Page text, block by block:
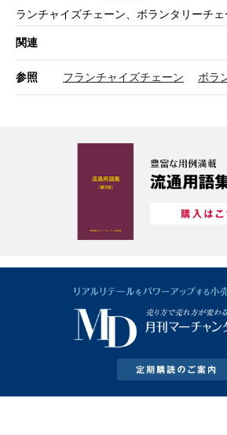
ランチャイズチェーン、ボランタリーチェ
関連
参照 フランチャイズチェーン ボラ